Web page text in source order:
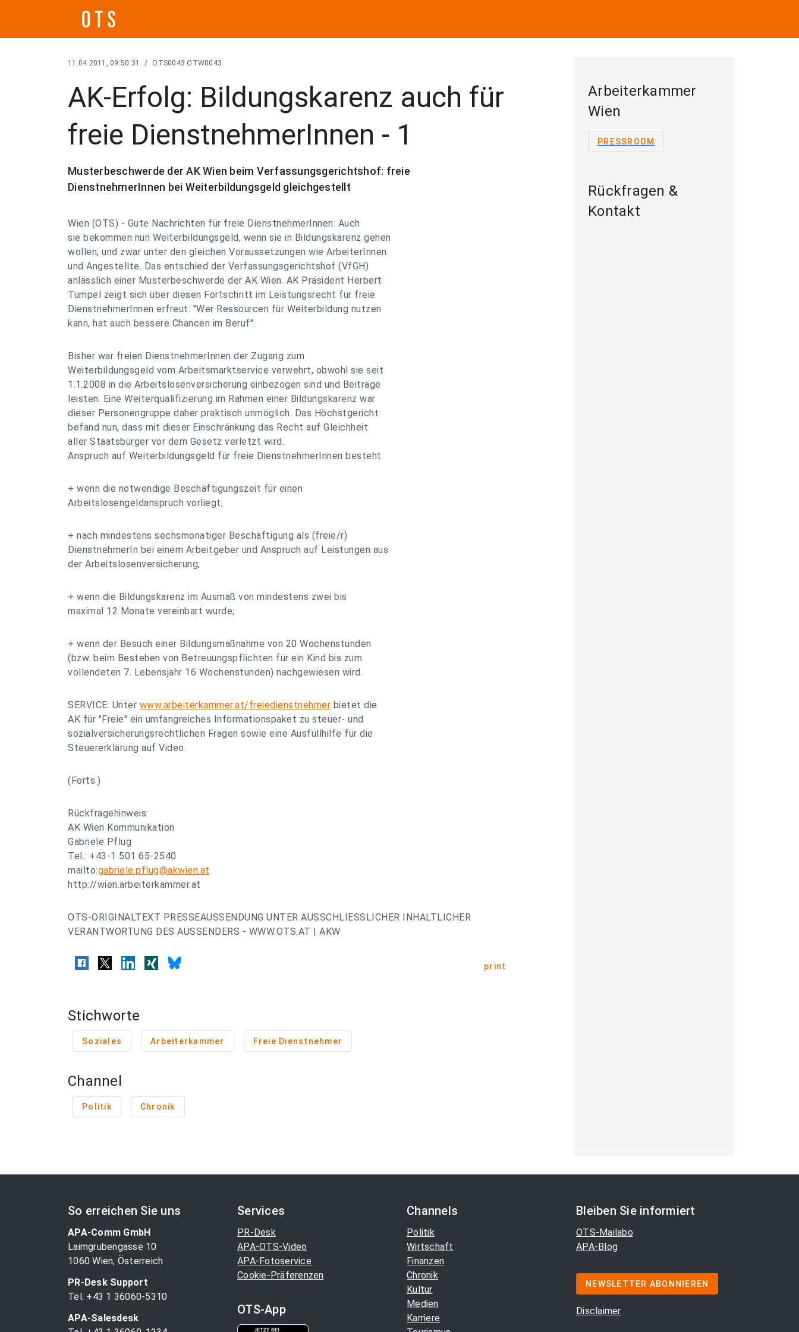
11.04.2011, 09:50:31 / OTS0043 OTW0043
AK-Erfolg: Bildungskarenz auch für
freie DienstnehmerInnen - 1
Musterbeschwerde der AK Wien beim Verfassungsgerichtshof: freie
DienstnehmerInnen bei Weiterbildungsgeld gleichgestellt
Wien (OTS) - Gute Nachrichten für freie DienstnehmerInnen: Auch
sie bekommen nun Weiterbildungsgeld, wenn sie in Bildungskarenz gehen
wollen, und zwar unter den gleichen Voraussetzungen wie ArbeiterInnen
und Angestellte. Das entschied der Verfassungsgerichtshof (VfGH)
anlässlich einer Musterbeschwerde der AK Wien. AK Präsident Herbert
Tumpel zeigt sich über diesen Fortschritt im Leistungsrecht für freie
DienstnehmerInnen erfreut: "Wer Ressourcen für Weiterbildung nutzen
kann, hat auch bessere Chancen im Beruf".
Bisher war freien DienstnehmerInnen der Zugang zum
Weiterbildungsgeld vom Arbeitsmarktservice verwehrt, obwohl sie seit
1.1.2008 in die Arbeitslosenversicherung einbezogen sind und Beiträge
leisten. Eine Weiterqualifizierung im Rahmen einer Bildungskarenz war
dieser Personengruppe daher praktisch unmöglich. Das Höchstgericht
befand nun, dass mit dieser Einschränkung das Recht auf Gleichheit
aller Staatsbürger vor dem Gesetz verletzt wird.
Anspruch auf Weiterbildungsgeld für freie DienstnehmerInnen besteht
+ wenn die notwendige Beschäftigungszeit für einen
Arbeitslosengeldanspruch vorliegt;
+ nach mindestens sechsmonatiger Beschäftigung als (freie/r)
DienstnehmerIn bei einem Arbeitgeber und Anspruch auf Leistungen aus
der Arbeitslosenversicherung;
+ wenn die Bildungskarenz im Ausmaß von mindestens zwei bis
maximal 12 Monate vereinbart wurde;
+ wenn der Besuch einer Bildungsmaßnahme von 20 Wochenstunden
(bzw. beim Bestehen von Betreuungspflichten für ein Kind bis zum
vollendeten 7. Lebensjahr 16 Wochenstunden) nachgewiesen wird.
SERVICE: Unter www.arbeiterkammer.at/freiedienstnehmer bietet die
AK für "Freie" ein umfangreiches Informationspaket zu steuer- und
sozialversicherungsrechtlichen Fragen sowie eine Ausfüllhilfe für die
Steuererklärung auf Video.
(Forts.)
Rückfragehinweis:
AK Wien Kommunikation
Gabriele Pflug
Tel.: +43-1 501 65-2540
mailto:gabriele.pflug@akwien.at
http://wien.arbeiterkammer.at
OTS-ORIGINALTEXT PRESSEAUSSENDUNG UNTER AUSSCHLIESSLICHER INHALTLICHER
VERANTWORTUNG DES AUSSENDERS - WWW.OTS.AT | AKW
print
Stichworte
Soziales Arbeiterkammer Freie Dienstnehmer
Channel
Politik Chronik
Arbeiterkammer
Wien
PRESSROOM
Rückfragen &
Kontakt
So erreichen Sie uns
APA-Comm GmbH
Laimgrubengasse 10
1060 Wien, Österreich
PR-Desk Support
Tel. +43 1 36060-5310
APA-Salesdesk
Services
PR-Desk
APA-OTS-Video
APA-Fotoservice
Cookie-Präferenzen
OTS-App
Channels
Politik
Wirtschaft
Finanzen
Chronik
Kultur
Medien
Karriere
Bleiben Sie informiert
OTS-Mailabo
APA-Blog
NEWSLETTER ABONNIEREN
Disclaimer